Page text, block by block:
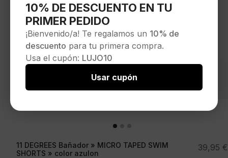
11 DEGREES Bañador » MICRO TAPED SWIM
SHORTS » color azulon
39,95 €
10% DE DESCUENTO EN TU
PRIMER PEDIDO
¡Bienvenido/a! Te regalamos un 10% de
descuento para tu primera compra.
Usa el cupón: LUJO10
Usar cupón